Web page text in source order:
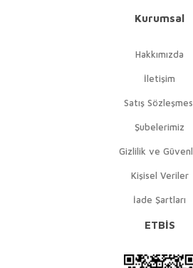
Kurumsal
Hakkımızda
İletişim
Satış
Şubelerimiz
Gizlilik ve
Kişisel Veriler
İade Şartları
ETBİS